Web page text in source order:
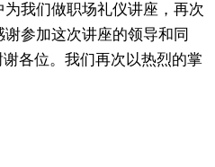
我们做职场礼仪讲座，再次
参加这次讲座的领导和同
各位。我们再次以热烈的掌